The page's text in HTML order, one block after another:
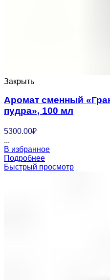
Закрыть
Аромат сменный
пудра», 100 мл
5300.00₽
...
В избранное
Подробнее
Быстрый просмотр